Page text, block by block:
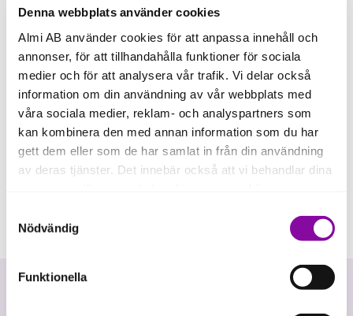
Denna webbplats använder cookies
Almi AB använder cookies för att anpassa innehåll och
annonser, för att tillhandahålla funktioner för sociala
medier och för att analysera vår trafik. Vi delar också
information om din användning av vår webbplats med
våra sociala medier, reklam- och analyspartners som
kan kombinera den med annan information som du har
gett dem eller som de har samlat in från din användning
av deras tjänster. Det innebär också att vi behandlar dina
Om du klickar på avvisa kommer användning av kakor
eller delning av information enligt ovan, inte att ske,
förutom för kakor som är nödvändiga för att hemsidan
ska fungera se mer under inställningar.
Nödvändig
Funktionella